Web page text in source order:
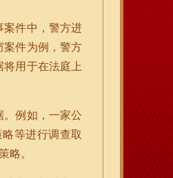
案件中，警方进
案件为例，警方
用于在法庭上
例如，一家公
等进行调查取
略。